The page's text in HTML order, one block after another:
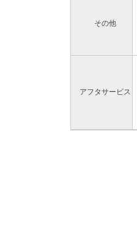
その他
アフタサービス